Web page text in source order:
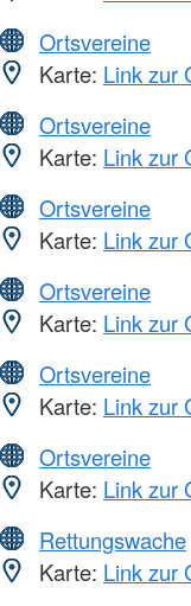
Ortsvereine
Karte: Link zur
Ortsvereine
Karte: Link zur
Ortsvereine
Karte: Link zur
Ortsvereine
Karte: Link zur
Ortsvereine
Karte: Link zur
Ortsvereine
Karte: Link zur
Rettungswache
Karte: Link zur